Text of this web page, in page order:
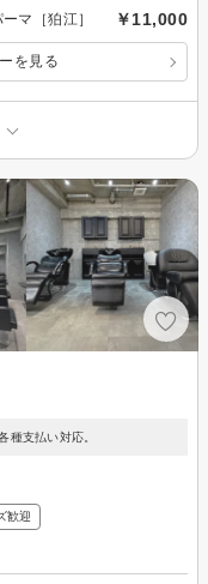
マ［狛江］ ￥11,000
を見る
種支払い対応。
歓迎